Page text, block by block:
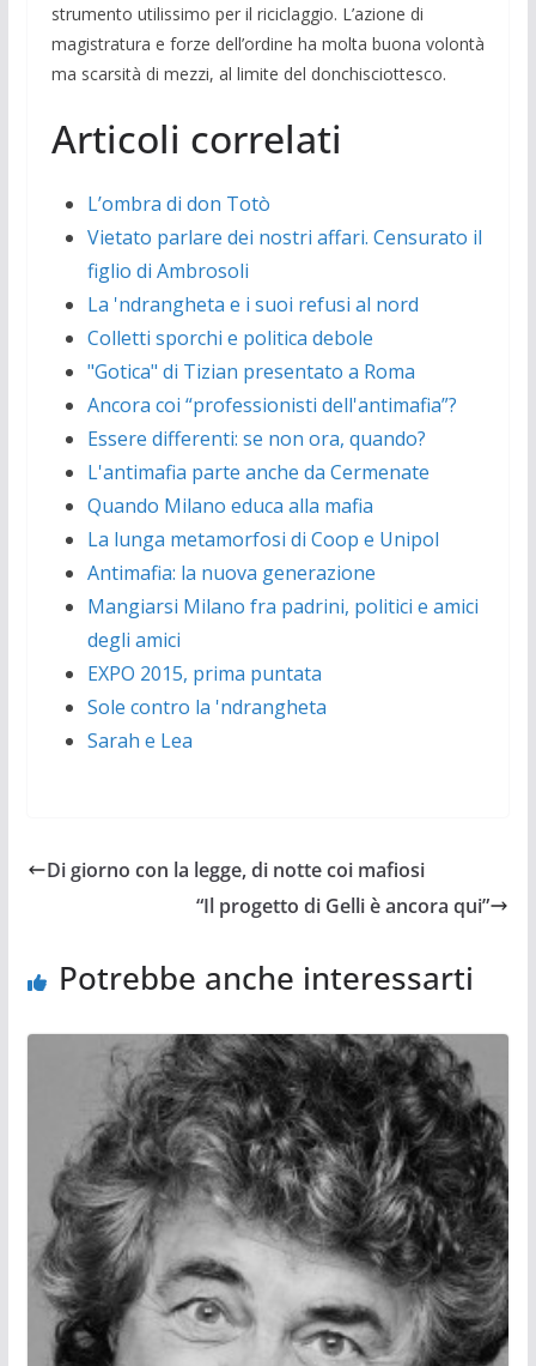
strumento utilissimo per il riciclaggio. L’azione di
magistratura e forze dell’ordine ha molta buona volontà
ma scarsità di mezzi, al limite del donchisciottesco.
Articoli correlati
L’ombra di don Totò
Vietato parlare dei nostri affari. Censurato il
figlio di Ambrosoli
La 'ndrangheta e i suoi refusi al nord
Colletti sporchi e politica debole
"Gotica" di Tizian presentato a Roma
Ancora coi “professionisti dell'antimafia”?
Essere differenti: se non ora, quando?
L'antimafia parte anche da Cermenate
Quando Milano educa alla mafia
La lunga metamorfosi di Coop e Unipol
Antimafia: la nuova generazione
Mangiarsi Milano fra padrini, politici e amici
degli amici
EXPO 2015, prima puntata
Sole contro la 'ndrangheta
Sarah e Lea
Di giorno con la legge, di notte coi mafiosi
“Il progetto di Gelli è ancora qui”
Potrebbe anche interessarti